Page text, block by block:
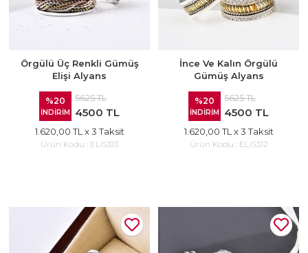
Örgülü Üç Renkli Gümüş
Elişi Alyans
%20
İNDİRİM
5625 TL
4500 TL
1.620,00 TL x 3 Taksit
Ürün Kodu : ELIS313
İnce Ve Kalın Örgülü
Gümüş Alyans
%20
İNDİRİM
5625 TL
4500 TL
1.620,00 TL x 3 Taksit
Ürün Kodu : ELIS312